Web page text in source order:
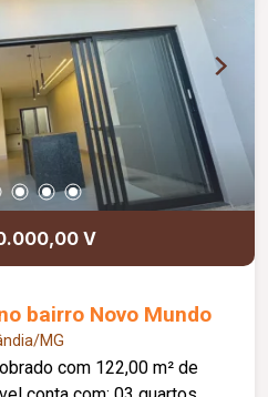
proporcionando
para colaboradores e
de 476,00 m²,
quem busca
e excelente localização
para a sua empresa!
V
bairro Novo Mundo
MG
com 122,00 m² de